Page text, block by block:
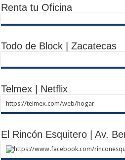
Renta tu Oficina
Todo de Block | Zacatecas
Telmex | Netflix
https://telmex.com/web/hogar
El Rincón Esquitero | Av.
https://www.facebook.com/